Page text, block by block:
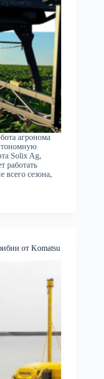
агронома
Solix Ag,
работать
всего сезона,
от Komatsu